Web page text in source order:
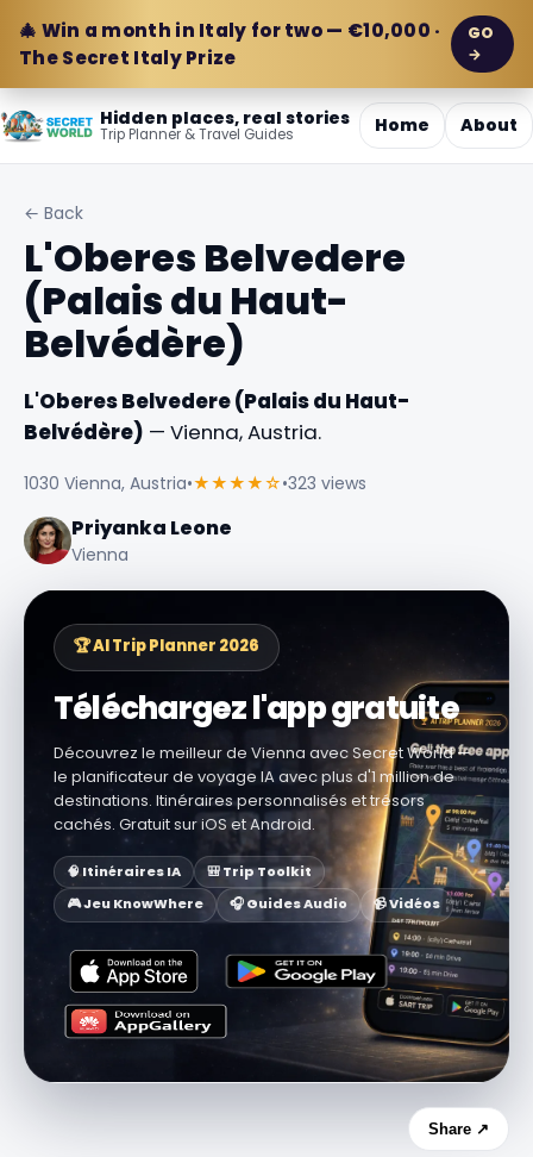
🎄 Win a month in Italy for two — €10,000 ·
The Secret Italy Prize
GO
→
Hidden places, real stories
Trip Planner & Travel Guides Home About
← Back
L'Oberes Belvedere
(Palais du Haut-
Belvédère)
L'Oberes Belvedere (Palais du Haut-
Belvédère) — Vienna, Austria.
1030 Vienna, Austria•★★★★☆•323 views
Priyanka Leone
Vienna
🏆 AI Trip Planner 2026
Téléchargez l'app gratuite
Découvrez le meilleur de Vienna avec Secret World —
le planificateur de voyage IA avec plus d'1 million de
destinations. Itinéraires personnalisés et trésors
cachés. Gratuit sur iOS et Android.
🧠 Itinéraires IA
🎒 Trip Toolkit
🎮 Jeu KnowWhere
🎧 Guides Audio 📹 Vidéos
Share ↗